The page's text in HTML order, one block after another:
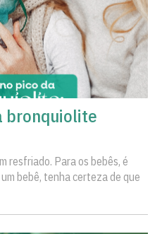
bronquiolite
resfriado. Para os bebês, é
bebê, tenha certeza de que